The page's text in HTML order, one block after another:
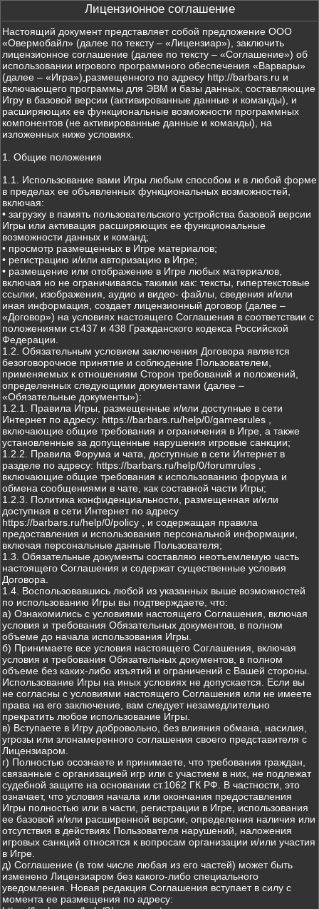
Лицензионное соглашение
Настоящий документ представляет собой предложение ООО
«Овермобайл» (далее по тексту – «Лицензиар»), заключить
лицензионное соглашение (далее по тексту – «Соглашение») об
использовании игрового программного обеспечения «Варвары»
(далее – «Игра»),размещенного по адресу http://barbars.ru и
включающего программы для ЭВМ и базы данных, составляющие
Игру в базовой версии (активированные данные и команды), и
расширяющих ее функциональные возможности программных
компонентов (не активированные данные и команды), на
изложенных ниже условиях.
1. Общие положения
1.1. Использование вами Игры любым способом и в любой форме
в пределах ее объявленных функциональных возможностей,
включая:
• загрузку в память пользовательского устройства базовой версии
Игры или активация расширяющих ее функциональные
возможности данных и команд;
• просмотр размещенных в Игре материалов;
• регистрацию и/или авторизацию в Игре;
• размещение или отображение в Игре любых материалов,
включая но не ограничиваясь такими как: тексты, гипертекстовые
ссылки, изображения, аудио и видео- файлы, сведения и/или
иная информация, создает лицензионный договор (далее –
«Договор») на условиях настоящего Соглашения в соответствии с
положениями ст.437 и 438 Гражданского кодекса Российской
Федерации.
1.2. Обязательным условием заключения Договора является
безоговорочное принятие и соблюдение Пользователем,
применяемых к отношениям Сторон требований и положений,
определенных следующими документами (далее –
«Обязательные документы»):
1.2.1. Правила Игры, размещенные и/или доступные в сети
Интернет по адресу: https://barbars.ru/help/0/gamesrules ,
включающие общие требования и ограничения в Игре, а также
установленные за допущенные нарушения игровые санкции;
1.2.2. Правила Форума и чата, доступные в сети Интернет в
разделе по адресу: https://barbars.ru/help/0/forumrules ,
включающие общие требования к использованию форума и
обмена сообщениями в чате, как составной части Игры;
1.2.3. Политика конфиденциальности, размещенная и/или
доступная в сети Интернет по адресу
https://barbars.ru/help/0/policy , и содержащая правила
предоставления и использования персональной информации,
включая персональные данные Пользователя;
1.3. Обязательные документы составляю неотъемлемую часть
настоящего Соглашения и содержат существенные условия
Договора.
1.4. Воспользовавшись любой из указанных выше возможностей
по использованию Игры вы подтверждаете, что:
а) Ознакомились с условиями настоящего Соглашения, включая
условия и требования Обязательных документов, в полном
объеме до начала использования Игры.
б) Принимаете все условия настоящего Соглашения, включая
условия и требования Обязательных документов, в полном
объеме без каких-либо изъятий и ограничений с Вашей стороны.
Использование Игры на иных условиях не допускается. Если вы
не согласны с условиями настоящего Соглашения или не имеете
права на его заключение, вам следует незамедлительно
прекратить любое использование Игры.
в) Вступаете в Игру добровольно, без влияния обмана, насилия,
угрозы или злонамеренного соглашения своего представителя с
Лицензиаром.
г) Полностью осознаете и принимаете, что требования граждан,
связанные с организацией игр или с участием в них, не подлежат
судебной защите на основании ст.1062 ГК РФ. В частности, это
означает, что условия начала или окончания предоставления
Игры полностью или в части, регистрации в Игре, использования
ее базовой и/или расширенной версии, определения наличия или
отсутствия в действиях Пользователя нарушений, наложения
игровых санкций относятся к вопросам организации и/или участия
в Игре.
д) Соглашение (в том числе любая из его частей) может быть
изменено Лицензиаром без какого-либо специального
уведомления. Новая редакция Соглашения вступает в силу с
момента ее размещения по адресу: